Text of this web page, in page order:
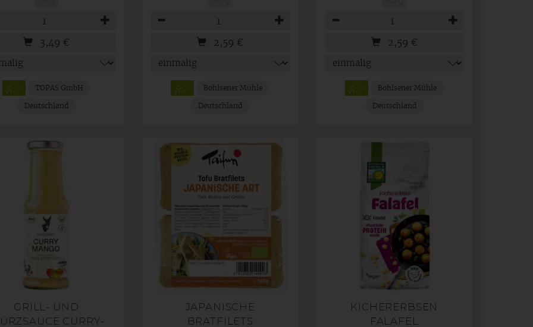
3,49 €
TOPAS GmbH
Deutschland
2,59 €
Bohlsener Mühle
Deutschland
2,59 €
Bohlsener Mühle
Deutschland
GRILL- UND
CURRY-
JAPANISCHE
BRATFILETS
KICHERERBSEN
FALAFEL